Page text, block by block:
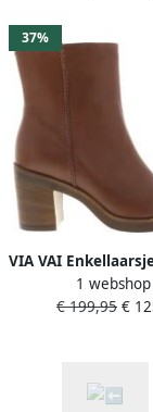
37%
VIA VAI
Taara Maat: 40
Leer Kleur:
1 webshop
€ 199,95 €